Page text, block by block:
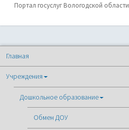
Портал госуслуг Вологодской области
Главная
Учреждения
Дошкольное образование
Обмен ДОУ